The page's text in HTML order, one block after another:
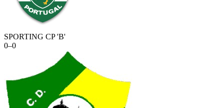
SPORTING CP 'B'
0–0